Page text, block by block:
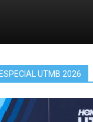
UTMB 2026